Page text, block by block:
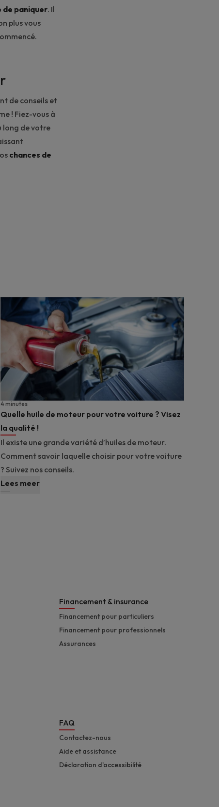
de paniquer. Il
plus vous
de conseils et
! Fiez-vous à
long de votre
chances de
Quelle huile de moteur pour votre voiture ? Visez
la qualité !
4 minutes
Il existe une grande variété d’huiles de moteur.
Comment savoir laquelle choisir pour votre voiture
? Suivez nos conseils.
Lees meer
Financement & insurance
Financement pour particuliers
Financement pour professionnels
Assurances
FAQ
Contactez-nous
Aide et assistance
Déclaration d'accessibilité